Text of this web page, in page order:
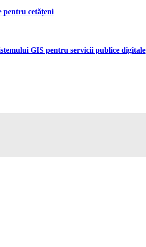
pentru cetățeni
GIS pentru servicii publice digitale